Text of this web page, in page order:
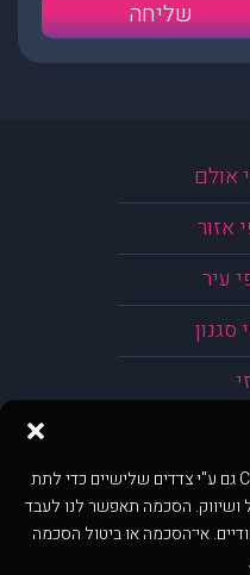
אנו משתמשים בטכנולוגיות כמו Cookies גם ע"י צדדים שלישיים כדי לתת
ושיווק. הסכמה תאפשר לנו לעבד
אי־הסכמה או ביטול הסכמה
אולם
אזור
עיר
סגנון